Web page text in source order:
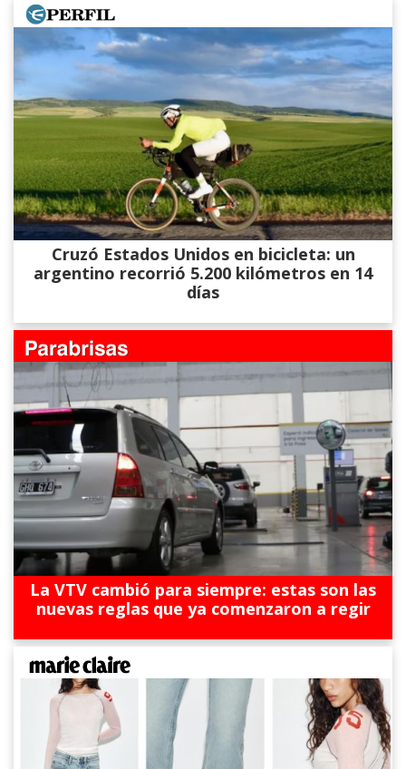
Cruzó Estados Unidos en bicicleta: un
argentino recorrió 5.200 kilómetros en 14
días
La VTV cambió para siempre: estas son las
nuevas reglas que ya comenzaron a regir